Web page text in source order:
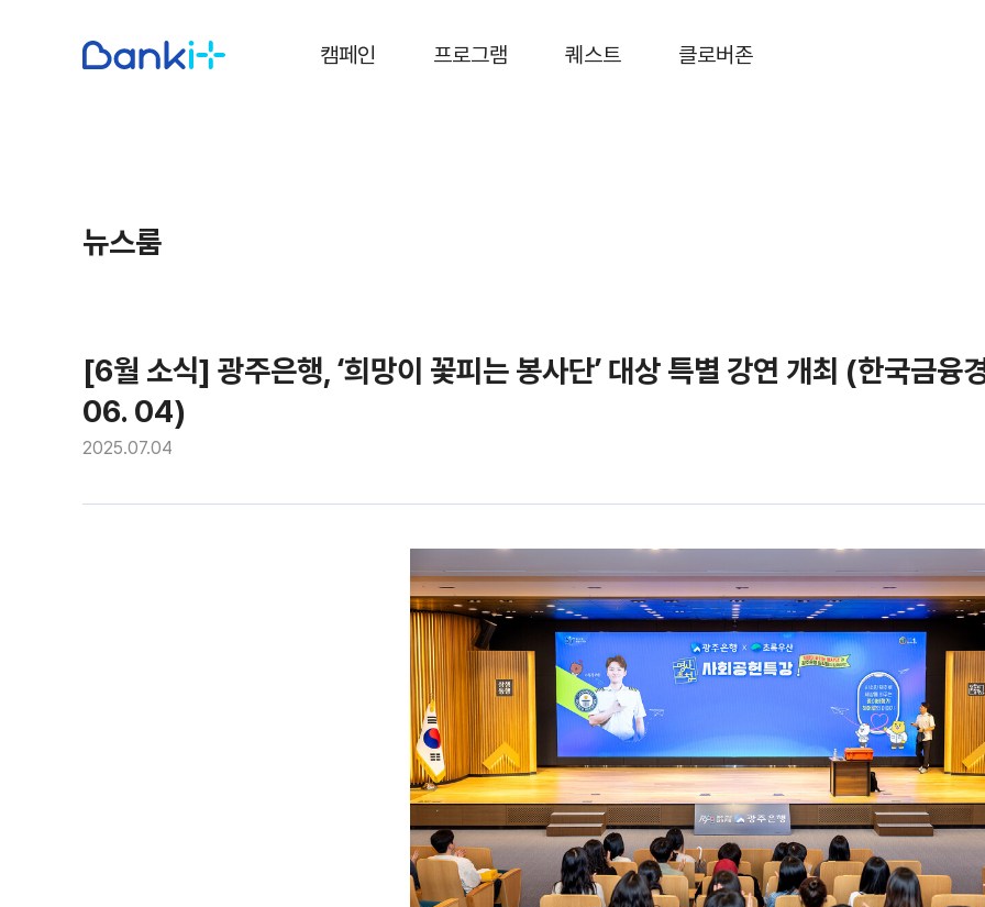
캠페인 프로그램 퀘스트 클로버존
뉴스룸
[6월 소식] 광주은행, ‘희망이 꽃피는 봉사단’ 대상 특별 강연 개최 (한국금융
06. 04)
2025.07.04